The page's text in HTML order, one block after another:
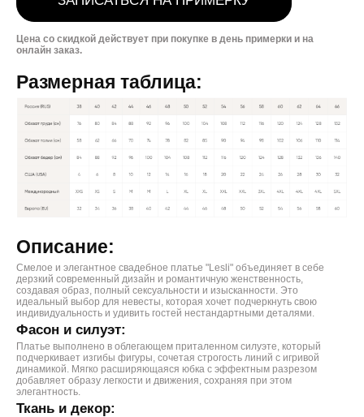
Цена со скидкой действует при покупке в день примерки и на
онлайн заказ.
Размерная таблица:
Описание:
Смелое и элегантное свадебное платье "Lesli" объединяет в себе
дерзкий современный дизайн и романтичную женственность,
создавая образ, полный сексуальности и изысканности. Это
идеальный выбор для невесты, которая хочет подчеркнуть свою
индивидуальность и удивить гостей нестандартными деталями.
Фасон и силуэт:
Платье выполнено в облегающем приталенном силуэте, который
подчеркивает изгибы фигуры, сочетая строгость линий с игривой
динамикой. Мягко расширяющаяся юбка с эффектным разрезом
добавляет образу легкости и движения, сохраняя при этом
элегантность.
Ткань и декор: